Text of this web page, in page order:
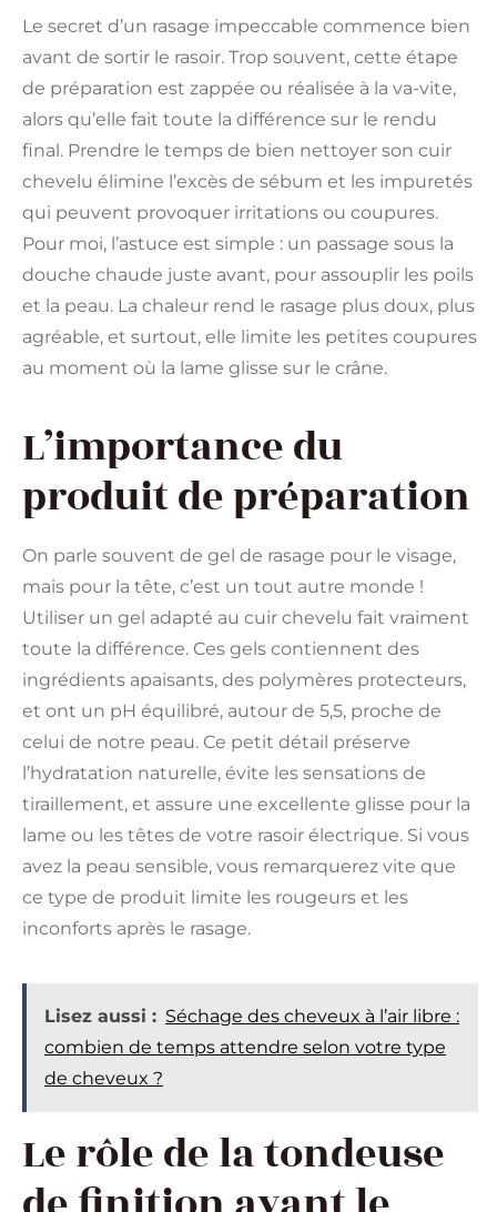
Le secret d’un rasage impeccable commence bien
avant de sortir le rasoir. Trop souvent, cette étape
de préparation est zappée ou réalisée à la va-vite,
alors qu’elle fait toute la différence sur le rendu
final. Prendre le temps de bien nettoyer son cuir
chevelu élimine l’excès de sébum et les impuretés
qui peuvent provoquer irritations ou coupures.
Pour moi, l’astuce est simple : un passage sous la
douche chaude juste avant, pour assouplir les poils
et la peau. La chaleur rend le rasage plus doux, plus
agréable, et surtout, elle limite les petites coupures
au moment où la lame glisse sur le crâne.
L’importance du
produit de préparation
On parle souvent de gel de rasage pour le visage,
mais pour la tête, c’est un tout autre monde !
Utiliser un gel adapté au cuir chevelu fait vraiment
toute la différence. Ces gels contiennent des
ingrédients apaisants, des polymères protecteurs,
et ont un pH équilibré, autour de 5,5, proche de
celui de notre peau. Ce petit détail préserve
l’hydratation naturelle, évite les sensations de
tiraillement, et assure une excellente glisse pour la
lame ou les têtes de votre rasoir électrique. Si vous
avez la peau sensible, vous remarquerez vite que
ce type de produit limite les rougeurs et les
inconforts après le rasage.
Lisez aussi : Séchage des cheveux à l’air libre :
combien de temps attendre selon votre type
de cheveux ?
Le rôle de la tondeuse